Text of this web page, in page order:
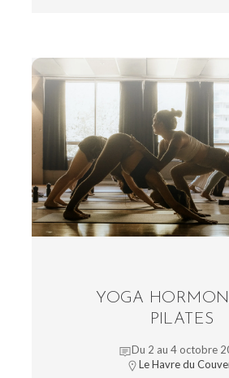
YOGA
PILATES
Du 2 au 4 octobre
Le Havre du